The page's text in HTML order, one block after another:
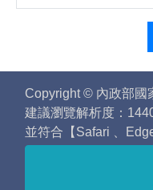
Copyright © 內政部國
建議瀏覽解析度：
並符合【Safari 、